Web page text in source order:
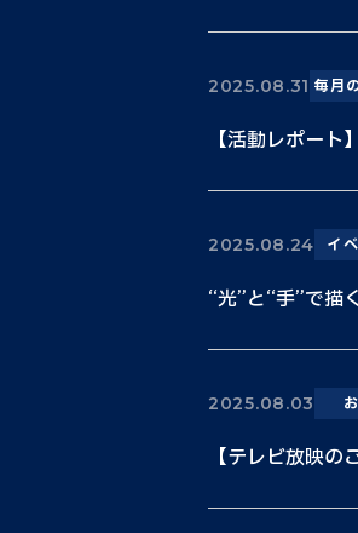
2025.08.31 毎月
【活動レポー
2025.08.24 イ
“光”と“手”で描
2025.08.03
【テレビ放映